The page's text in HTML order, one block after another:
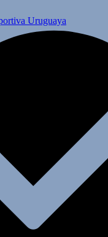
Uruguaya